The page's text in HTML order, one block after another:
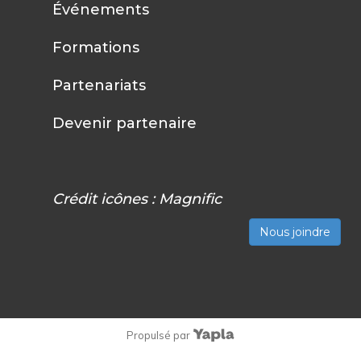
Événements
Formations
Partenariats
Devenir partenaire
Crédit icônes : Magnific
Nous joindre
Propulsé par